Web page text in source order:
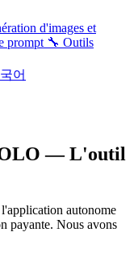
d'images et
prompt 🔧 Outils
어
— L'outil
autonome
payante. Nous avons